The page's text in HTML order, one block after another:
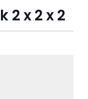
2 x 2 x 2